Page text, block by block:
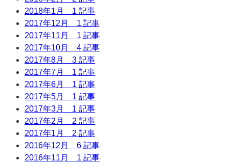
2018年1月 1 記事
2017年12月 1 記事
2017年11月 1 記事
2017年10月 4 記事
2017年8月 3 記事
2017年7月 1 記事
2017年6月 1 記事
2017年5月 1 記事
2017年3月 1 記事
2017年2月 2 記事
2017年1月 2 記事
2016年12月 6 記事
2016年11月 1 記事